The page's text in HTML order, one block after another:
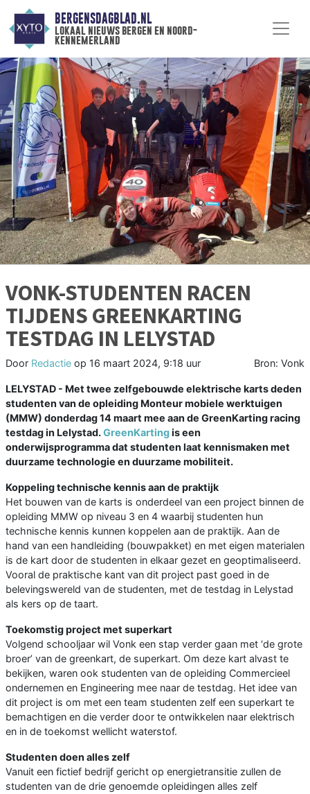
BERGENSDAGBLAD.NL
lokaal nieuws bergen en noord-
kennemerland
VONK-STUDENTEN RACEN
TIJDENS GREENKARTING
TESTDAG IN LELYSTAD
Door Redactie op 16 maart 2024, 9:18 uur Bron: Vonk
LELYSTAD - Met twee zelfgebouwde elektrische karts deden
studenten van de opleiding Monteur mobiele werktuigen
(MMW) donderdag 14 maart mee aan de GreenKarting racing
testdag in Lelystad.GreenKartingis een
onderwijsprogramma dat studenten laat kennismaken met
duurzame technologie en duurzame mobiliteit.
Koppeling technische kennis aan de praktijk
Het bouwen van de karts is onderdeel van een project binnen de
opleiding MMW op niveau 3 en 4 waarbij studenten hun
technische kennis kunnen koppelen aan de praktijk. Aan de
hand van een handleiding (bouwpakket) en met eigen materialen
is de kart door de studenten in elkaar gezet en geoptimaliseerd.
Vooral de praktische kant van dit project past goed in de
belevingswereld van de studenten, met de testdag in Lelystad
als kers op de taart.
Toekomstig project met superkart
Volgend schooljaar wil Vonk een stap verder gaan met ‘de grote
broer’ van de greenkart, de superkart. Om deze kart alvast te
bekijken, waren ook studenten van de opleiding Commercieel
ondernemen en Engineering mee naar de testdag. Het idee van
dit project is om met een team studenten zelf een superkart te
bemachtigen en die verder door te ontwikkelen naar elektrisch
en in de toekomst wellicht waterstof.
Studenten doen alles zelf
Vanuit een fictief bedrijf gericht op energietransitie zullen de
studenten van de drie genoemde opleidingen alles zelf